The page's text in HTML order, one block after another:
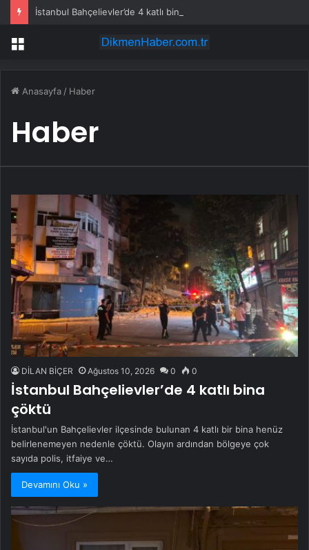
İstanbul Bahçelievler’de 4 katlı bina çöktü
Menü
Anasayfa / Haber
Haber
DİLAN BİÇER Ağustos 10, 2026 0 0
İstanbul Bahçelievler’de 4 katlı bina
çöktü
İstanbul'un Bahçelievler ilçesinde bulunan 4 katlı bir bina henüz
belirlenemeyen nedenle çöktü. Olayın ardından bölgeye çok
sayıda polis, itfaiye ve…
Devamını Oku »